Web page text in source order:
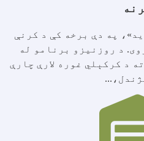
په دې برخه کې د کرنې
د روزنیزو برنامو له
د کرکېلي غوره لارې چارې